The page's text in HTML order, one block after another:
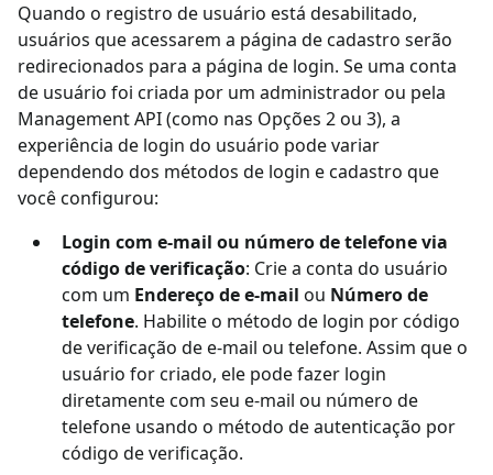
Quando o registro de usuário está desabilitado,
usuários que acessarem a página de cadastro serão
redirecionados para a página de login. Se uma conta
de usuário foi criada por um administrador ou pela
Management API (como nas Opções 2 ou 3), a
experiência de login do usuário pode variar
dependendo dos métodos de login e cadastro que
você configurou:
Login com e-mail ou número de telefone via
código de verificação: Crie a conta do usuário
com um Endereço de e-mail ou Número de
telefone. Habilite o método de login por código
de verificação de e-mail ou telefone. Assim que o
usuário for criado, ele pode fazer login
diretamente com seu e-mail ou número de
telefone usando o método de autenticação por
código de verificação.